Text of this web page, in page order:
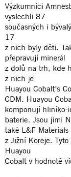
Výzkumníci
vyslechli 87
současných i
17
z nich byly děti.
přepravují minerál
z dolů na trh, kde
z nich je
Huayou Cobalt’s
CDM. Huayou
komponují hliníko-
baterie. Jsou jimi
také L&F Materials
z Jižní Koreje.
Huayou
Cobalt v hodnotě